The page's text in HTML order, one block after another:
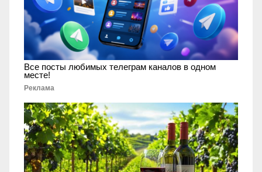
Все посты любимых телеграм каналов в одном
месте!
Реклама